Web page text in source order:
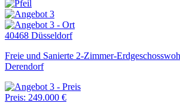
40468 Düsseldorf
Freie und Sanierte 2-Zimmer-
Derendorf
Preis: 249.000 €